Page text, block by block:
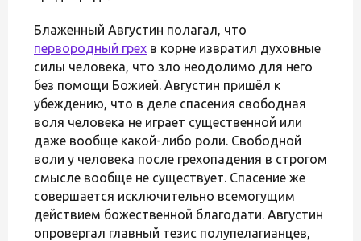
Блаженный Августин полагал, что
первородный грех в корне извратил духовные
силы человека, что зло неодолимо для него
без помощи Божией. Августин пришёл к
убеждению, что в деле спасения свободная
воля человека не играет существенной или
даже вообще какой-либо роли. Свободной
воли у человека после грехопадения в строгом
смысле вообще не существует. Спасение же
совершается исключительно всемогущим
действием божественной благодати. Августин
опровергал главный тезис полупелагианцев,